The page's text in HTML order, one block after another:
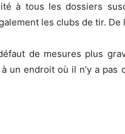
à tous les dossiers
les clubs de tir.
de mesures plus
un endroit où il n’y a pas